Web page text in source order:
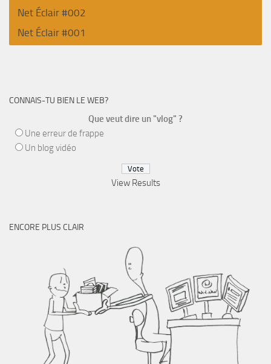
Net Éclair #002
Net Éclair #001
CONNAIS-TU BIEN LE WEB?
Que veut dire un "vlog" ?
Une erreur de frappe
Un blog vidéo
View Results
ENCORE PLUS CLAIR